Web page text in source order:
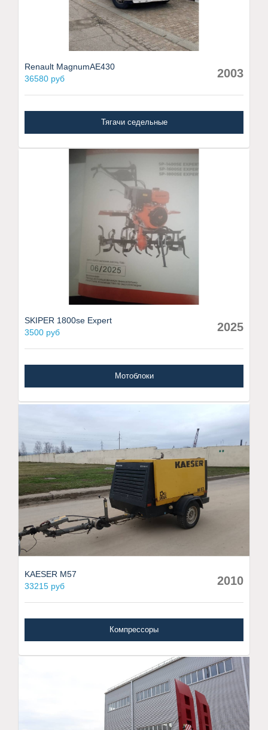
Renault MagnumAE430
36580 руб
2003
Тягачи седельные
SKIPER 1800se Expert
3500 руб
2025
Мотоблоки
KAESER M57
33215 руб
2010
Компрессоры